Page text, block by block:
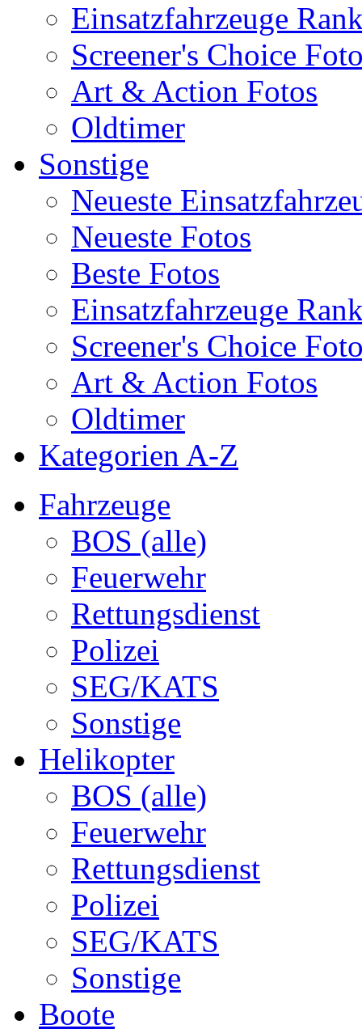
Einsatzfahrzeuge
Screener's Choice
Art & Action Fotos
Oldtimer
Sonstige
Neueste
Neueste Fotos
Beste Fotos
Einsatzfahrzeuge
Screener's Choice
Art & Action Fotos
Oldtimer
Kategorien A-Z
Fahrzeuge
BOS (alle)
Feuerwehr
Rettungsdienst
Polizei
SEG/KATS
Sonstige
Helikopter
BOS (alle)
Feuerwehr
Rettungsdienst
Polizei
SEG/KATS
Sonstige
Boote